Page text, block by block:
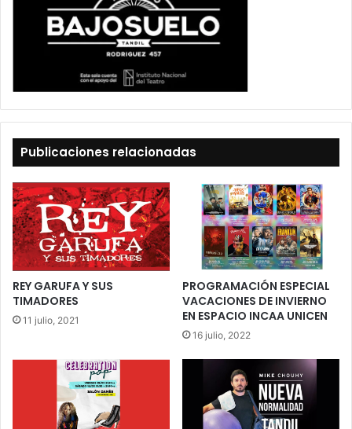
Publicaciones relacionadas
REY GARUFA Y SUS
TIMADORES
11 julio, 2021
PROGRAMACIÓN ESPECIAL
VACACIONES DE INVIERNO
EN ESPACIO INCAA UNICEN
16 julio, 2022